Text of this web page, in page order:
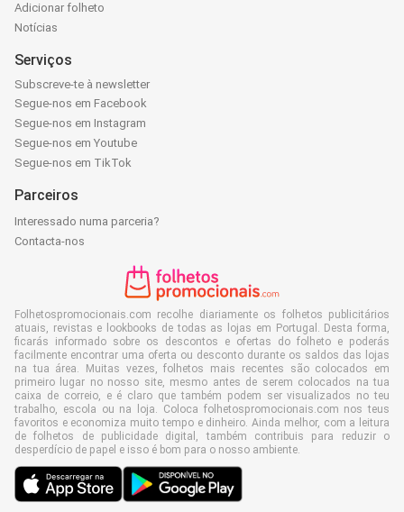
Adicionar folheto
Notícias
Serviços
Subscreve-te à newsletter
Segue-nos em Facebook
Segue-nos em Instagram
Segue-nos em Youtube
Segue-nos em TikTok
Parceiros
Interessado numa parceria?
Contacta-nos
Folhetospromocionais.com recolhe diariamente os folhetos publicitários
atuais, revistas e lookbooks de todas as lojas em Portugal. Desta forma,
ficarás informado sobre os descontos e ofertas do folheto e poderás
facilmente encontrar uma oferta ou desconto durante os saldos das lojas
na tua área. Muitas vezes, folhetos mais recentes são colocados em
primeiro lugar no nosso site, mesmo antes de serem colocados na tua
caixa de correio, e é claro que também podem ser visualizados no teu
trabalho, escola ou na loja. Coloca folhetospromocionais.com nos teus
favoritos e economiza muito tempo e dinheiro. Ainda melhor, com a leitura
de folhetos de publicidade digital, também contribuis para reduzir o
desperdício de papel e isso é bom para o nosso ambiente.